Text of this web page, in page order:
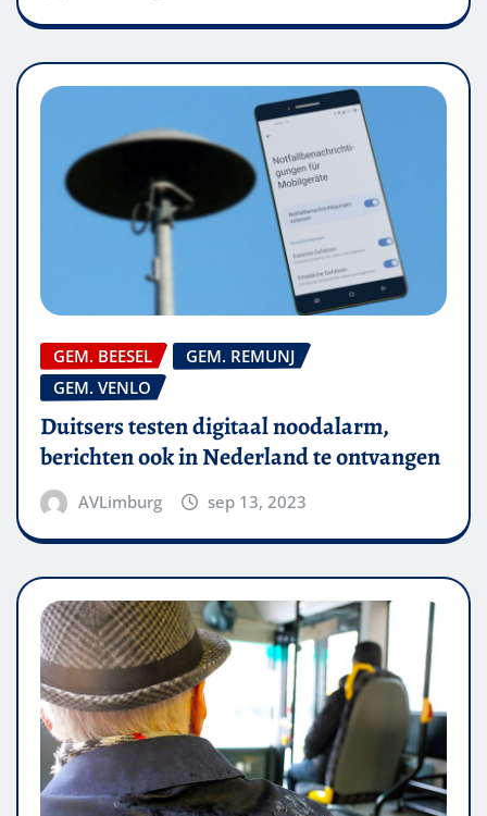
GEM. BEESEL
GEM. REMUNJ
GEM. VENLO
Duitsers testen digitaal noodalarm,
berichten ook in Nederland te ontvangen
AVLimburg sep 13, 2023